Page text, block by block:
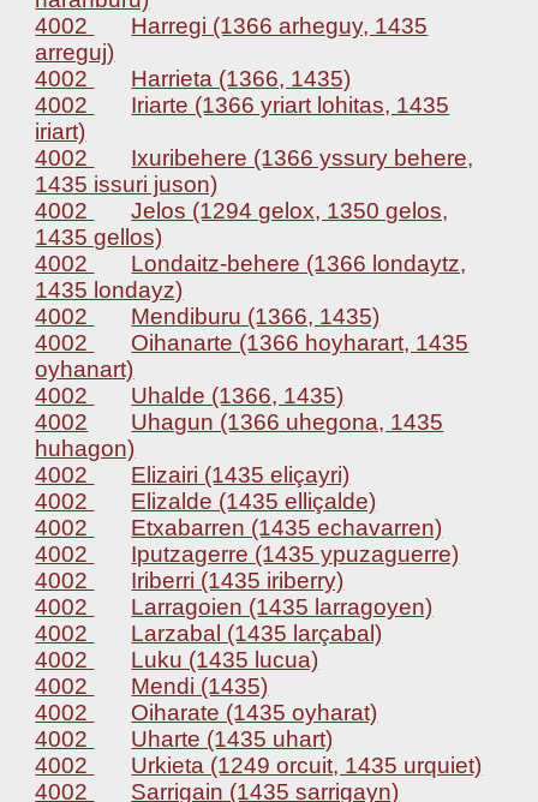
4002
Harregi (1366 arheguy, 1435
arreguj)
4002
Harrieta (1366, 1435)
4002
Iriarte (1366 yriart lohitas, 1435
iriart)
4002
Ixuribehere (1366 yssury behere,
1435 issuri juson)
4002
Jelos (1294 gelox, 1350 gelos,
1435 gellos)
4002
Londaitz-behere (1366 londaytz,
1435 londayz)
4002
Mendiburu (1366, 1435)
4002
Oihanarte (1366 hoyharart, 1435
oyhanart)
4002
Uhalde (1366, 1435)
4002
Uhagun (1366 uhegona, 1435
huhagon)
4002
Elizairi (1435 eliçayri)
4002
Elizalde (1435 elliçalde)
4002
Etxabarren (1435 echavarren)
4002
Iputzagerre (1435 ypuzaguerre)
4002
Iriberri (1435 iriberry)
4002
Larragoien (1435 larragoyen)
4002
Larzabal (1435 larçabal)
4002
Luku (1435 lucua)
4002
Mendi (1435)
4002
Oiharate (1435 oyharat)
4002
Uharte (1435 uhart)
4002
Urkieta (1249 orcuit, 1435 urquiet)
4002
Sarrigain (1435 sarrigayn)